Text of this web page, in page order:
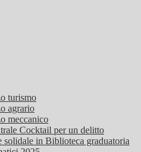
turismo
agrario
meccanico
Cocktail per un delitto
solidale in Biblioteca graduatoria